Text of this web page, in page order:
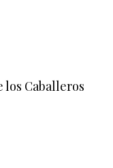
los Caballeros